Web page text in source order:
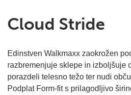
Cloud Stride
Edinstven Walkmaxx zaokrožen
razbremenjuje sklepe in izboljšuje
porazdeli telesno težo ter nudi
Podplat Form-fit s prilagodljivo